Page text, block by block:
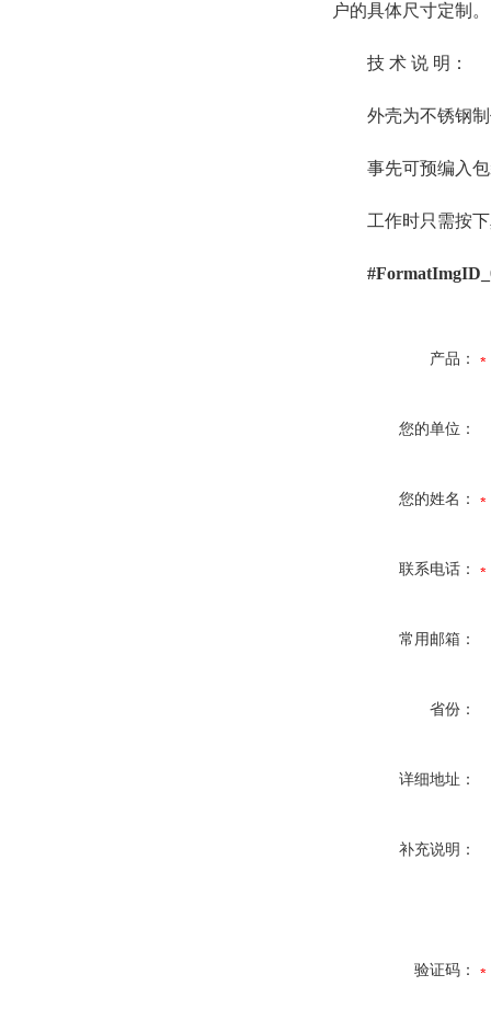
户的具体尺寸定制。
技 术 说 明：
外壳为不锈钢制
事先可预编入包
工作时只需按下
产品：
您的单位：
您的姓名：
联系电话：
常用邮箱：
省份：
详细地址：
补充说明：
验证码：